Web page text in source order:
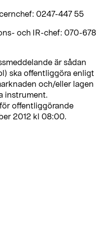
0247-447 55
och IR-chef: 070-678
är sådan
ska offentliggöra enligt
och/eller lagen
instrument.
offentliggörande
2012 kl 08:00.